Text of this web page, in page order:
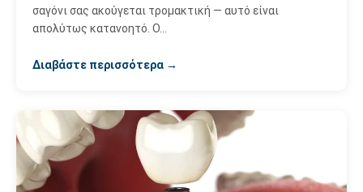
σαγόνι σας ακούγεται τρομακτική — αυτό είναι
απολύτως κατανοητό. Ο…
Διαβάστε περισσότερα →